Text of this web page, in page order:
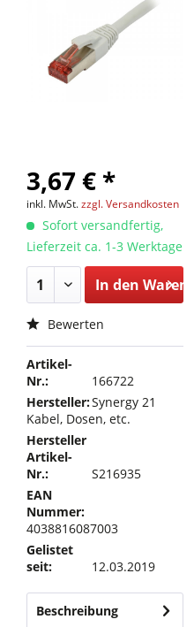
3,67 € *
inkl. MwSt.zzgl. Versandkosten
Sofort versandfertig,
Lieferzeit ca. 1-3 Werktage
In den
Bewerten
Artikel-
Nr.:
166722
Hersteller:Synergy 21
Kabel, Dosen, etc.
Hersteller
Artikel-
Nr.:
S216935
EAN
Nummer:
4038816087003
Gelistet
seit:
12.03.2019
Beschreibung